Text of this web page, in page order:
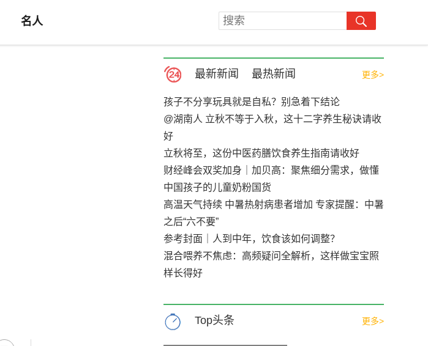
名人
最新新闻 最热新闻 更多>
孩子不分享玩具就是自私？别急着下结论
@湖南人 立秋不等于入秋，这十二字养生秘诀请收
好
立秋将至，这份中医药膳饮食养生指南请收好
财经峰会双奖加身｜加贝高：聚焦细分需求，做懂
中国孩子的儿童奶粉国货
高温天气持续 中暑热射病患者增加 专家提醒：中暑
之后“六不要”
参考封面｜人到中年，饮食该如何调整？
混合喂养不焦虑：高频疑问全解析，这样做宝宝照
样长得好
Top头条 更多>